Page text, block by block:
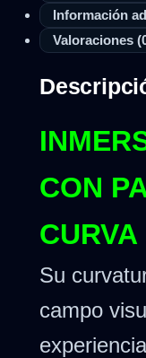
Información
Valoraciones
CON
Su
campo